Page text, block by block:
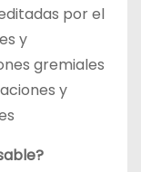
por el
y
gremiales
y